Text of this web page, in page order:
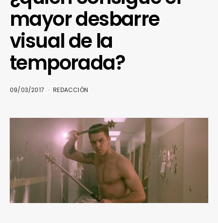
mayor desbarre
visual de la
temporada?
09/03/2017 REDACCIÓN